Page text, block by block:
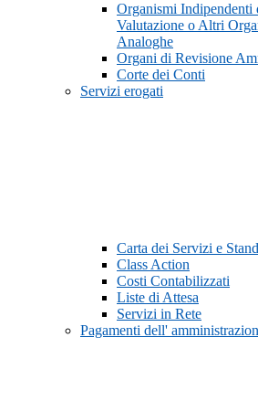
Organismi
Valutazione o Altri
Analoghe
Organi di Revisione
Corte dei Conti
Servizi erogati
Carta dei Servizi e
Class Action
Costi Contabilizzati
Liste di Attesa
Servizi in Rete
Pagamenti dell'